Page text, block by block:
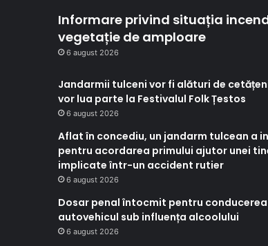
Informare privind situația
vegetație de amploare
6 august 2026
Jandarmii tulceni vor fi alături de
vor lua parte la Festivalul Folk Țestos
6 august 2026
Aflat în concediu, un jandarm tulcean a
pentru acordarea primului ajutor unei
implicate într-un accident rutier
6 august 2026
Dosar penal întocmit pentru conducerea
autovehicul sub influența alcoolului
6 august 2026